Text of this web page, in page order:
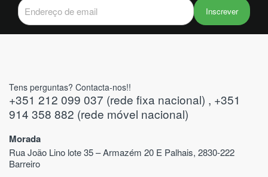
Inscrever
Tens perguntas? Contacta-nos!!
+351 212 099 037 (rede fixa nacional) , +351
914 358 882 (rede móvel nacional)
Morada
Rua João Lino lote 35 – Armazém 20 E Palhais, 2830-222
Barreiro